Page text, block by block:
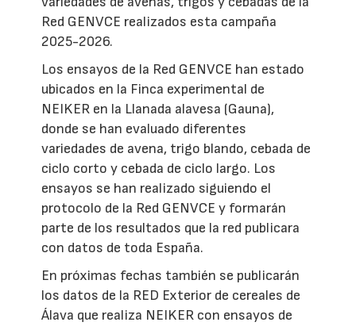
Red GENVCE realizados esta campaña
2025-2026.
Los ensayos de la Red GENVCE han estado
ubicados en la Finca experimental de
NEIKER en la Llanada alavesa (Gauna),
donde se han evaluado diferentes
variedades de avena, trigo blando, cebada de
ciclo corto y cebada de ciclo largo. Los
ensayos se han realizado siguiendo el
protocolo de la Red GENVCE y formarán
parte de los resultados que la red publicara
con datos de toda España.
En próximas fechas también se publicarán
los datos de la RED Exterior de cereales de
Álava que realiza NEIKER con ensayos de